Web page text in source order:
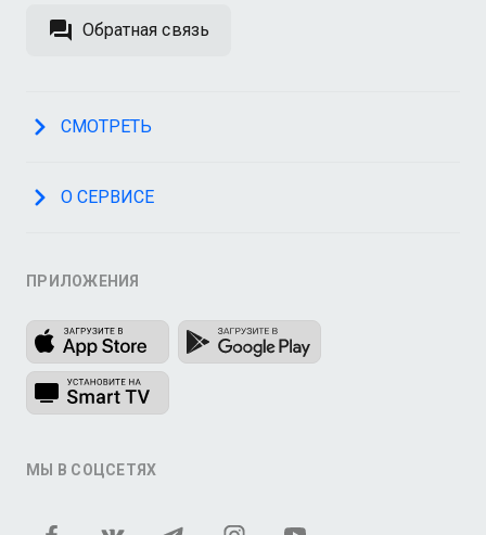
Обратная связь
СМОТРЕТЬ
О СЕРВИСЕ
ПРИЛОЖЕНИЯ
МЫ В СОЦСЕТЯХ